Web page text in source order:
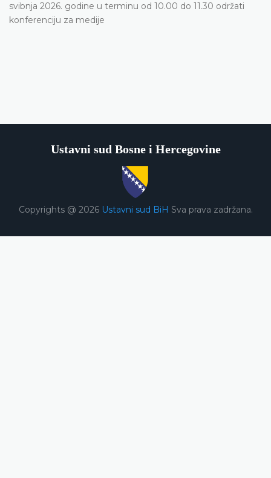
svibnja 2026. godine u terminu od 10.00 do 11.30 održati
konferenciju za medije
Ustavni sud Bosne i Hercegovine
Copyrights @ 2026 Ustavni sud BiH Sva prava zadržana.